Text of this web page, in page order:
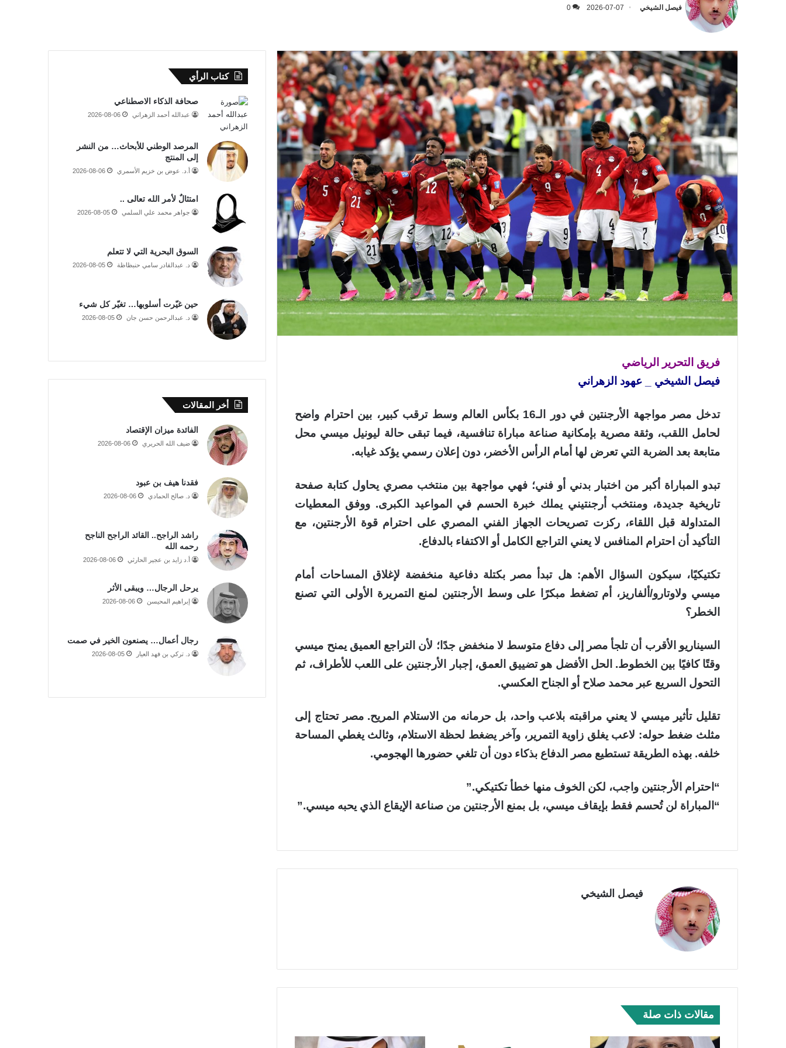
فيصل الشيخي 2026-07-07
0
فريق التحرير الرياضي
فيصل الشيخي _ عهود الزهراني
تدخل مصر مواجهة الأرجنتين في دور الـ16 بكأس العالم وسط ترقب كبير، بين احترام واضح
لحامل اللقب، وثقة مصرية بإمكانية صناعة مباراة تنافسية، فيما تبقى حالة ليونيل ميسي محل
متابعة بعد الضربة التي تعرض لها أمام الرأس الأخضر، دون إعلان رسمي يؤكد غيابه.
تبدو المباراة أكبر من اختبار بدني أو فني؛ فهي مواجهة بين منتخب مصري يحاول كتابة صفحة
تاريخية جديدة، ومنتخب أرجنتيني يملك خبرة الحسم في المواعيد الكبرى. ووفق المعطيات
المتداولة قبل اللقاء، ركزت تصريحات الجهاز الفني المصري على احترام قوة الأرجنتين، مع
التأكيد أن احترام المنافس لا يعني التراجع الكامل أو الاكتفاء بالدفاع.
تكتيكيًا، سيكون السؤال الأهم: هل تبدأ مصر بكتلة دفاعية منخفضة لإغلاق المساحات أمام
ميسي ولاوتارو/ألفاريز، أم تضغط مبكرًا على وسط الأرجنتين لمنع التمريرة الأولى التي تصنع
الخطر؟
السيناريو الأقرب أن تلجأ مصر إلى دفاع متوسط لا منخفض جدًا؛ لأن التراجع العميق يمنح ميسي
وقتًا كافيًا بين الخطوط. الحل الأفضل هو تضييق العمق، إجبار الأرجنتين على اللعب للأطراف، ثم
التحول السريع عبر محمد صلاح أو الجناح العكسي.
تقليل تأثير ميسي لا يعني مراقبته بلاعب واحد، بل حرمانه من الاستلام المريح. مصر تحتاج إلى
مثلث ضغط حوله: لاعب يغلق زاوية التمرير، وآخر يضغط لحظة الاستلام، وثالث يغطي المساحة
خلفه. بهذه الطريقة تستطيع مصر الدفاع بذكاء دون أن تلغي حضورها الهجومي.
“احترام الأرجنتين واجب، لكن الخوف منها خطأ تكتيكي.”
“المباراة لن تُحسم فقط بإيقاف ميسي، بل بمنع الأرجنتين من صناعة الإيقاع الذي يحبه ميسي.”
فيصل الشيخي
مقالات ذات صلة
كتاب الرأي
صحافة الذكاء الاصطناعي
عبدالله أحمد الزهراني 2026-08-06
المرصد الوطني للأبحاث… من النشر
إلى المنتج
أ.د. عوض بن خزيم الأسمري 2026-08-06
امتثالٌ لأمر الله تعالى ..
جواهر محمد علي السلمي 2026-08-05
السوق البحرية التي لا تتعلم
د. عبدالقادر سامي حنبظاظة 2026-08-05
حين غيّرت أسلوبها… تغيّر كل شيء
د. عبدالرحمن حسن جان 2026-08-05
أخر المقالات
الفائدة ميزان الإقتصاد
ضيف الله الحريري 2026-08-06
فقدنا هيف بن عبود
د. صالح الحمادي 2026-08-06
راشد الراجح.. القائد الراجح الناجح
رحمه الله
أ.د زايد بن عجير الحارثي 2026-08-06
يرحل الرجال… ويبقى الأثر
إبراهيم المحيسن 2026-08-06
رجال أعمال… يصنعون الخير في صمت
د. تركي بن فهد العيار 2026-08-05